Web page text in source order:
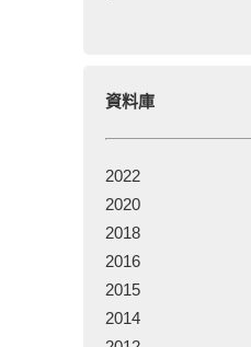
資料庫
2022
2020
2018
2016
2015
2014